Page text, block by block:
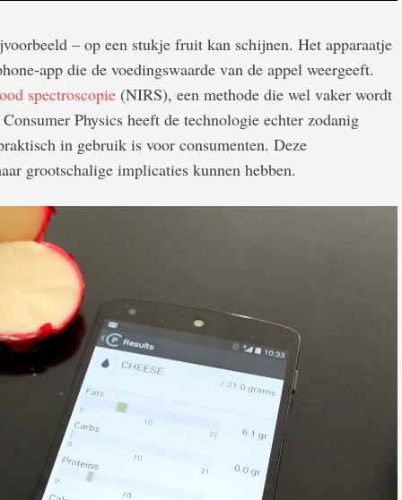
– op een stukje fruit kan schijnen. Het apparaatje
app die de voedingswaarde van de appel weergeeft.
spectroscopie (NIRS), een methode die wel vaker wordt
Physics heeft de technologie echter zodanig
in gebruik is voor consumenten. Deze
grootschalige implicaties kunnen hebben.